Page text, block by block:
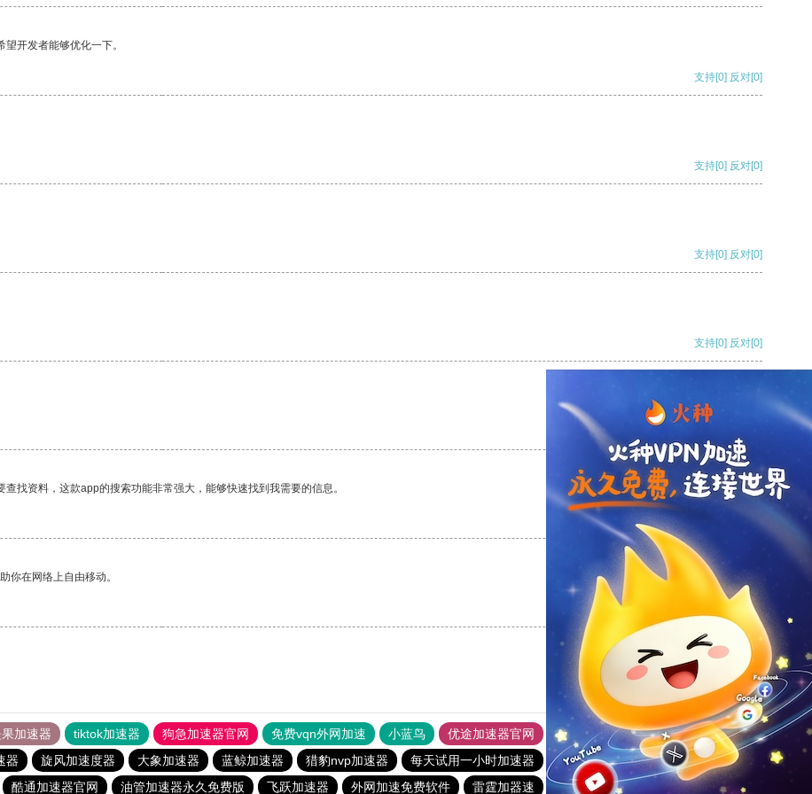
开发者能够优化一下。
支持[0] 反对[0]
支持[0] 反对[0]
支持[0] 反对[0]
支持[0] 反对[0]
找资料，这款app的搜索功能非常强大，能够快速找到我需要的信息。
反对
你在网络上自由移动。
反对[0]
果加速器 tiktok加速器 狗急加速器官网 免费vqn外网加速 小蓝鸟 优途加速器官网 风驰加速器 旋风加速器
八戒看书
器 旋风加速度器 大象加速器 蓝鲸加速器 猎豹nvp加速器 每天试用一小时加速器 闪电猫加速器
极光加速器
酷通加速器官网 油管加速器永久免费版 飞跃加速器 外网加速免费软件 雷霆加器速 极光加速器 免费vqn加速外网